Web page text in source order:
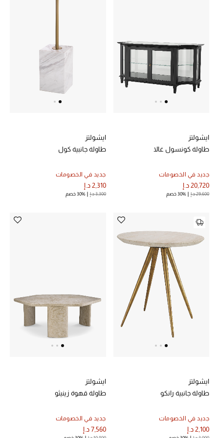
الأثاث
الشراشف
الحمام
الشموع والعطور المنزلية
مستلزمات المنزل
تسوقوا للمنزل
عرض كل التنزيلات
أبرز المصممين
مجوهرات فاخرة للنساء
مجوهرات عصرية للنساء
ساعات
ايشولتز
طاولة كونسول غالا
جديد في الخصومات
20,720 د.إ
29,600 د.إ 30% خصم
ايشولتز
طاولة جانبية كول
جديد في الخصومات
2,310 د.إ
3,300 د.إ 30% خصم
ايشولتز
طاولة جانبية رانكو
جديد في الخصومات
2,100 د.إ
ايشولتز
طاولة قهوة زينيثو
جديد في الخصومات
7,560 د.إ